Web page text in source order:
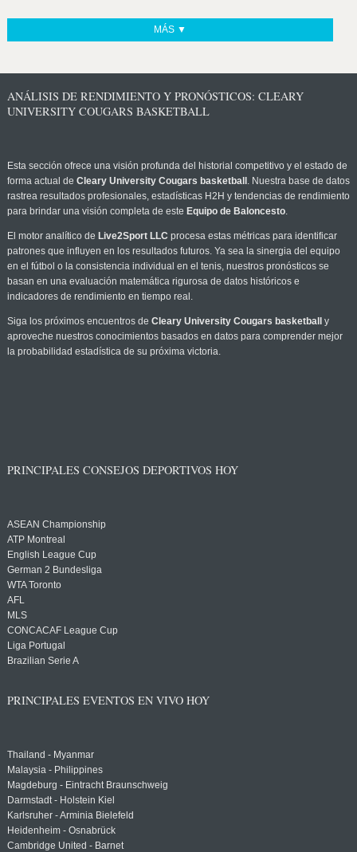
MÁS ▼
ANÁLISIS DE RENDIMIENTO Y PRONÓSTICOS: CLEARY
UNIVERSITY COUGARS BASKETBALL
Esta sección ofrece una visión profunda del historial competitivo y el estado de
forma actual de Cleary University Cougars basketball . Nuestra base de datos
rastrea resultados profesionales, estadísticas H2H y tendencias de rendimiento
para brindar una visión completa de este Equipo de Baloncesto.
El motor analítico de Live2Sport LLC procesa estas métricas para identificar
patrones que influyen en los resultados futuros. Ya sea la sinergia del equipo
en el fútbol o la consistencia individual en el tenis, nuestros pronósticos se
basan en una evaluación matemática rigurosa de datos históricos e
indicadores de rendimiento en tiempo real.
Siga los próximos encuentros de Cleary University Cougars basketball
y
aproveche nuestros conocimientos basados en datos para comprender mejor
la probabilidad estadística de su próxima victoria.
PRINCIPALES CONSEJOS DEPORTIVOS HOY
ASEAN Championship
ATP Montreal
English League Cup
German 2 Bundesliga
WTA Toronto
AFL
MLS
CONCACAF League Cup
Liga Portugal
Brazilian Serie A
PRINCIPALES EVENTOS EN VIVO HOY
Thailand - Myanmar
Malaysia - Philippines
Magdeburg - Eintracht Braunschweig
Darmstadt - Holstein Kiel
Karlsruher - Arminia Bielefeld
Heidenheim - Osnabrück
Cambridge United - Barnet